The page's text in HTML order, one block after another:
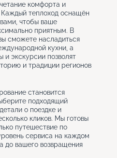
комфорта и
теплоход оснащён
чтобы ваше
приятным. В
сможете насладиться
кухни, а
и экскурсии позволят
и традиции регионов
становится
подходящий
о поездке и
кликов. Мы готовы
путешествие по
сервиса на каждом
до вашего возвращения